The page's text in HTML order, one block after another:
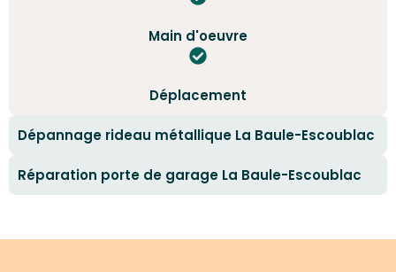
Main d'oeuvre
Déplacement
Dépannage rideau métallique La Baule-Escoublac
Réparation porte de garage La Baule-Escoublac